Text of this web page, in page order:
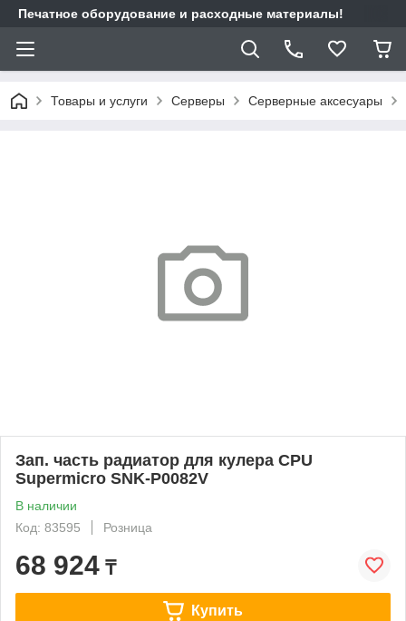
Печатное оборудование и расходные материалы!
Товары и услуги Cерверы Серверные аксесуары
Зап. часть радиатор для кулера CPU
Supermicro SNK-P0082V
В наличии
Код: 83595
Розница
68 924 ₸
Купить